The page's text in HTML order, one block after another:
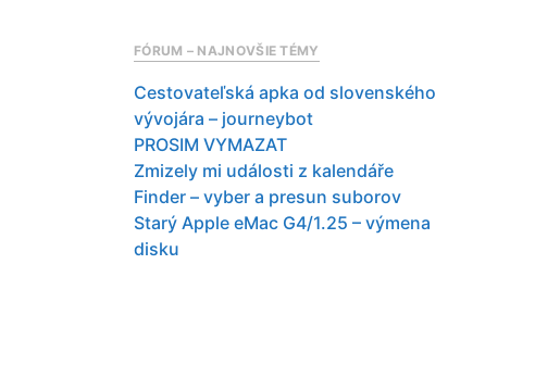
FÓRUM – NAJNOVŠIE TÉMY
Cestovateľská apka od slovenského
vývojára – journeybot
PROSIM VYMAZAT
Zmizely mi události z kalendáře
Finder – vyber a presun suborov
Starý Apple eMac G4/1.25 – výmena
disku